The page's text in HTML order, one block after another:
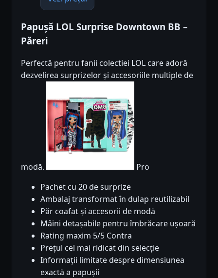
Papușă LOL Surprise Downtown BB –
Păreri
Perfectă pentru fanii colectiei LOL care adoră
dezvelirea surprizelor și accesoriile multiple de
modă.
Pro
Pachet cu 20 de surprize
Ambalaj transformat în dulap reutilizabil
Păr coafat și accesorii de modă
Mâini detașabile pentru îmbrăcare ușoară
Rating maxim 5/5 Contra
Prețul cel mai ridicat din selecție
Informații limitate despre dimensiunea
exactă a papușii